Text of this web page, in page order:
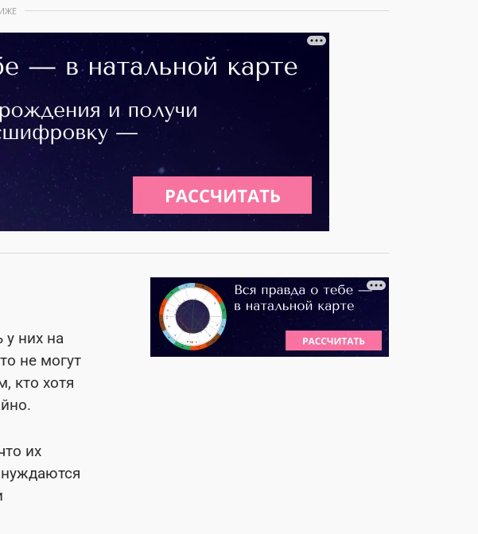
них на
не могут
кто хотя
их